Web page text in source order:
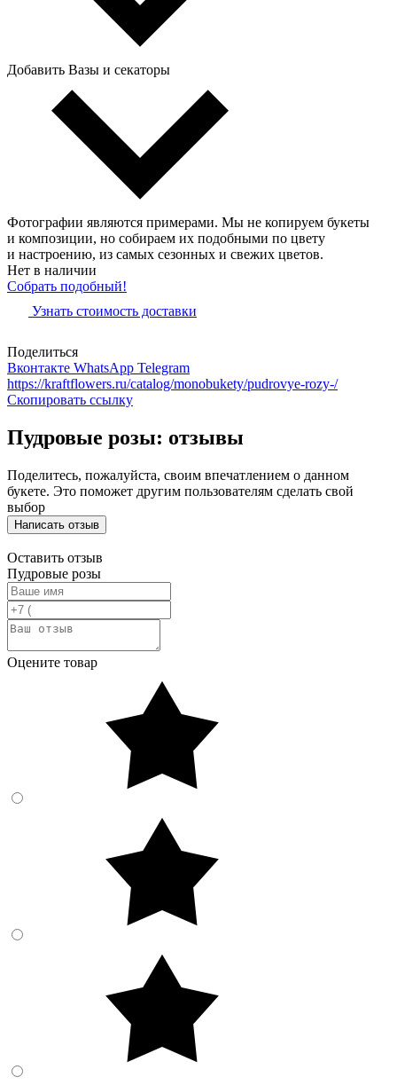
Добавить Вазы и секаторы
Фотографии являются примерами. Мы не копируем букеты
и композиции, но собираем их подобными по цвету
и настроению, из самых сезонных и свежих цветов.
Нет в наличии
Собрать подобный!
Узнать стоимость доставки
Поделиться
Вконтакте WhatsApp Telegram
https://kraftflowers.ru/catalog/monobukety/pudrovye-rozy-/
Скопировать ссылку
Пудровые розы: отзывы
Поделитесь, пожалуйста, своим впечатлением о данном
букете. Это поможет другим пользователям сделать свой
выбор
Написать отзыв
Оставить отзыв
Пудровые розы
Оцените товар